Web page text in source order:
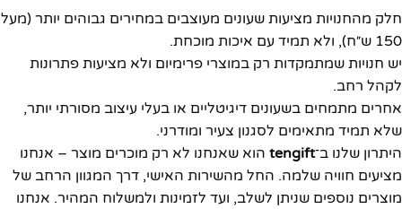
חלק מהחנויות מציעות שעונים מעוצבים במחירים גבוהים יותר (מעל
150 ש״ח), ולא תמיד עם איכות מוכחת.
יש חנויות שמתמקדות רק במוצרי פרימיום ולא מציעות פתרונות
לקהל רחב.
אחרים מתמחים בשעונים דיגיטליים או בעלי עיצוב מסורתי יותר,
שלא תמיד מתאימים לסגנון צעיר ומודרני.
היתרון שלנו ב־tengift הוא שאנחנו לא רק מוכרים מוצר – אנחנו
מציעים חוויה שלמה. החל מהשירות האישי, דרך המגוון הרחב של
מוצרים נוספים שניתן לשלב, ועד לזמינות ולמשלוח המהיר. אנחנו